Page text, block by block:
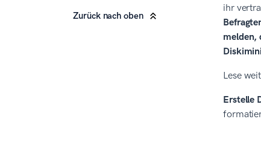
Zurück nach oben
ihr
melden,
Lese
Erstelle